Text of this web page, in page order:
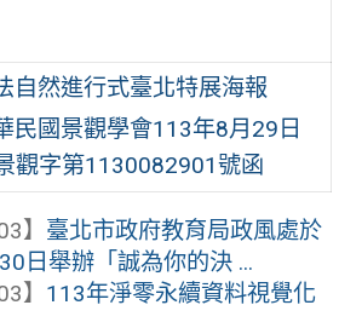
自然進行式臺北特展海報
民國景觀學會113年8月29日
觀字第1130082901號函
】 臺北市政府教育局政風處於
日舉辦「誠為你的決 ...
】 113年淨零永續資料視覺化